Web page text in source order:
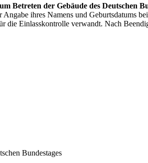
Betreten der Gebäude des Deutschen
ihres Namens und Geburtsdatums
Einlasskontrolle verwandt. Nach
Bundestages